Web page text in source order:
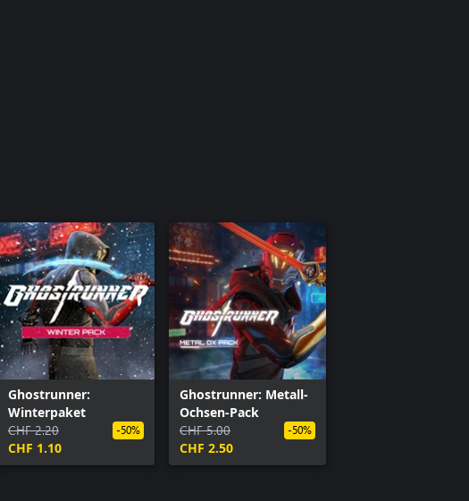
Ghostrunner:
Winterpaket
CHF 2.20
CHF 1.10
-50%
Ghostrunner: Metall-
Ochsen-Pack
CHF 5.00
CHF 2.50
-50%